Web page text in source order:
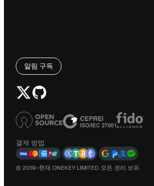
알림 구독
결제 방법
© 2019–현재 ONEKEY LIMITED. 모든 권리 보유.